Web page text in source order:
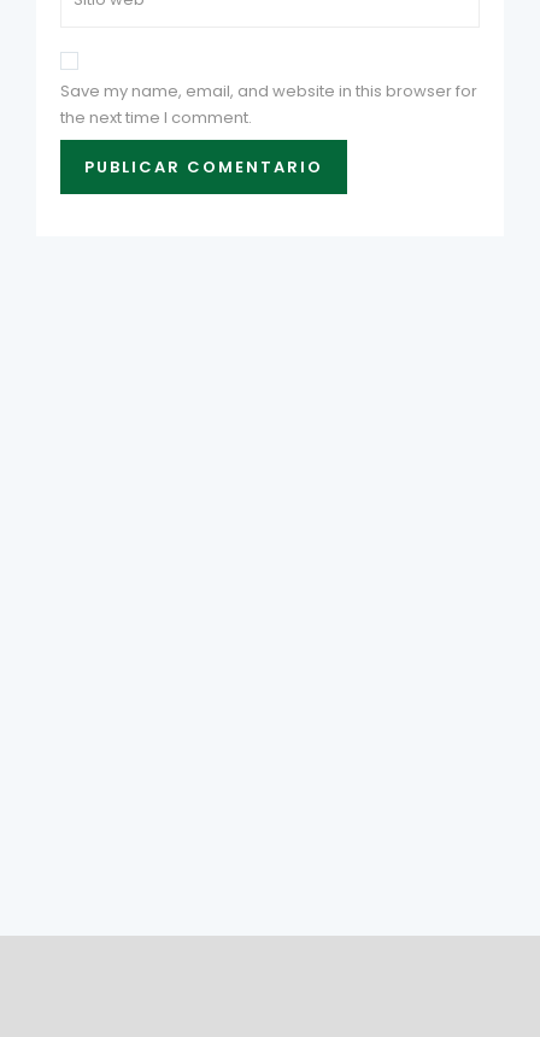
Save my name, email, and website in this browser for
the next time I comment.